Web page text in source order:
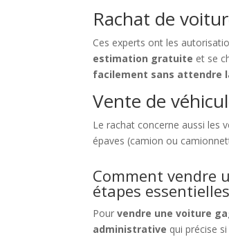
Rachat de
Ces experts ont les
estimation gratuite et se
facilement sans attendre
Vente de
Le rachat concerne aussi les
épaves (camion ou
Comment vendre
étapes essentielles
Pourvendre une voiture
administrative qui précise